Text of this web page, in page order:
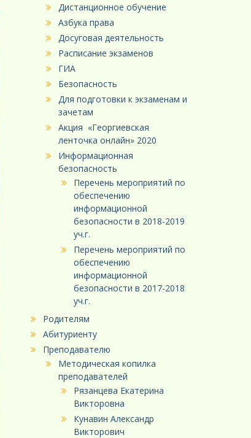
Дистанционное обучение
Азбука права
Досуговая деятельность
Расписание экзаменов
ГИА
Безопасность
Для подготовки к экзаменам и
зачетам
Акция «Георгиевская
ленточка онлайн» 2020
Информационная
безопасность
Перечень мероприятий по
обеспечению
информационной
безопасности в 2018-2019
уч.г.
Перечень мероприятий по
обеспечению
информационной
безопасности в 2017-2018
уч.г.
Родителям
Абитуриенту
Преподавателю
Методическая копилка
преподавателей
Рязанцева Екатерина
Викторовна
Кунавин Александр
Викторович